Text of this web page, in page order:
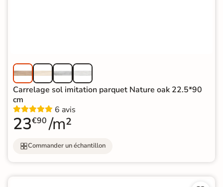
Carrelage sol imitation parquet Nature oak 22.5*90
cm
6 avis
23€90 /m²
Commander un échantillon